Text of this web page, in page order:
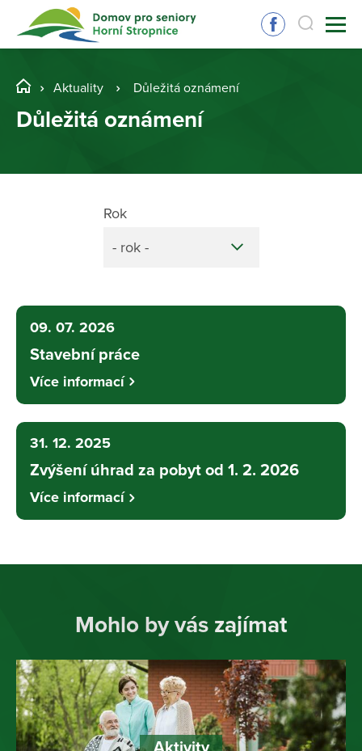
Aktuality Důležitá oznámení
Důležitá oznámení
Rok
- rok -
09. 07. 2026
Stavební práce
Více informací
31. 12. 2025
Zvýšení úhrad za pobyt od 1. 2. 2026
Více informací
Mohlo by vás zajímat